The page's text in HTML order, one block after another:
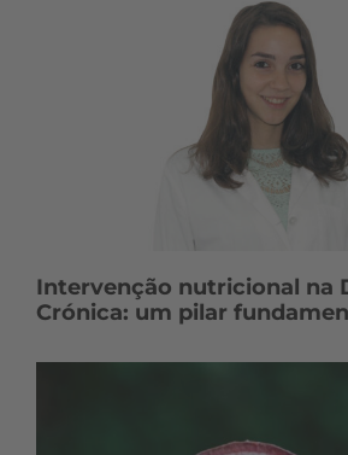
Intervenção nutricional na
Crónica: um pilar